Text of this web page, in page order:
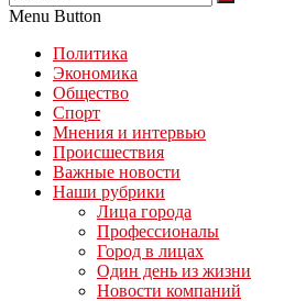
Menu Button
Политика
Экономика
Общество
Спорт
Мнения и интервью
Происшествия
Важные новости
Наши рубрики
Лица города
Профессионалы
Город в лицах
Один день из жизни
Новости компаний